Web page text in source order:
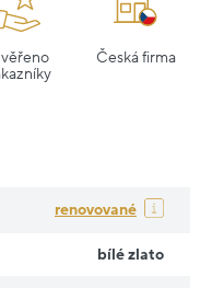
Česká firma
renovované
bílé zlato